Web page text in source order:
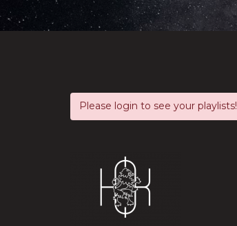
Please login to see your playlists!